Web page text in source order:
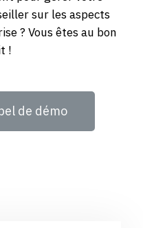
sur les aspects
? Vous êtes au bon
!
de démo